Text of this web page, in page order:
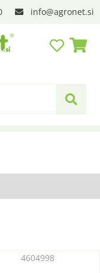
info agronet.si
4604998